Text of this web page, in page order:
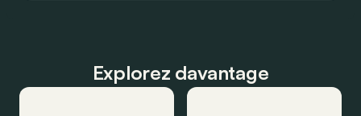
Explorez davantage